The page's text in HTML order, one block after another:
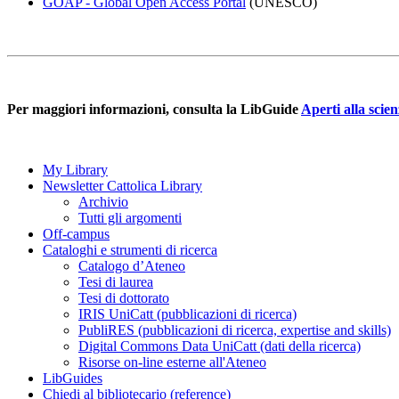
Per maggiori informazioni, consulta la LibGuideAperti alla
My Library
Newsletter Cattolica Library
Archivio
Tutti gli argomenti
Off-campus
Cataloghi e strumenti di ricerca
Catalogo d’Ateneo
Tesi di laurea
Tesi di dottorato
IRIS UniCatt (pubblicazioni di ricerca)
PubliRES (pubblicazioni di ricerca, expertise and skills)
Digital Commons Data UniCatt (dati della ricerca)
Risorse on-line esterne all'Ateneo
LibGuides
Chiedi al bibliotecario (reference)